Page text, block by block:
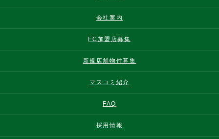
会社案内
FC加盟店募集
新規店舗物件募集
マスコミ紹介
FAQ
採用情報